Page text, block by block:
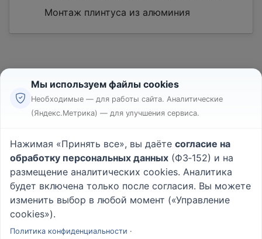
Монтаж плинтуса из алюминия
Реклама
Пользовательское соглашение
Политика конфиденциальности
Вопрос - Ответ|О проекте
Мы используем файлы cookies
Необходимые — для работы сайта. Аналитические
(Яндекс.Метрика) — для улучшения сервиса.
Нажимая «Принять все», вы даёте согласие на
обработку персональных данных (ФЗ‑152) и на
размещение аналитических cookies. Аналитика
будет включена только после согласия. Вы можете
изменить выбор в любой момент («Управление
cookies»).
Политика конфиденциальности ·